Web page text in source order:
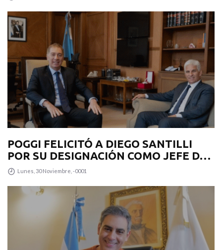
POGGI FELICITÓ A DIEGO SANTILLI
POR SU DESIGNACIÓN COMO JEFE DE
GABINETE
Lunes, 30 Noviembre, -0001